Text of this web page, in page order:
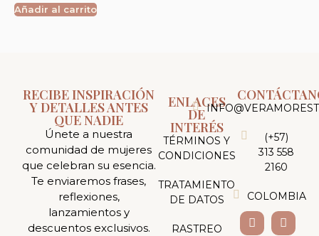
Añadir al carrito
RECIBE INSPIRACIÓN
Y DETALLES ANTES
QUE NADIE
Únete a nuestra
comunidad de mujeres
que celebran su esencia.
Te enviaremos frases,
reflexiones,
lanzamientos y
descuentos exclusivos.
ENLACES
DE
INTERÉS
TÉRMINOS Y
CONDICIONES
TRATAMIENTO
DE DATOS
RASTREO
(+57)
313 558
2160
COLOMBIA